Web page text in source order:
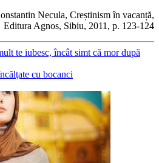
Necula, Creștinism în vacanță,
Editura Agnos, Sibiu, 2011, p. 123-124
te iubesc, încât simt că mor după
cu bocanci